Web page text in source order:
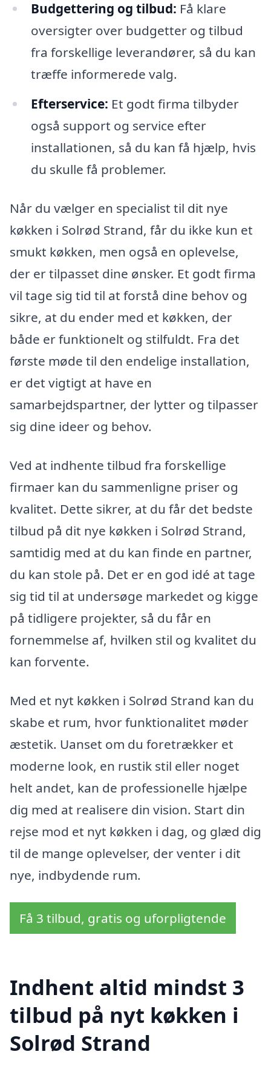
Budgettering og tilbud: Få klare
oversigter over budgetter og tilbud
fra forskellige leverandører, så du kan
træffe informerede valg.
Efterservice: Et godt firma tilbyder
også support og service efter
installationen, så du kan få hjælp, hvis
du skulle få problemer.
Når du vælger en specialist til dit nye
køkken i Solrød Strand, får du ikke kun et
smukt køkken, men også en oplevelse,
der er tilpasset dine ønsker. Et godt firma
vil tage sig tid til at forstå dine behov og
sikre, at du ender med et køkken, der
både er funktionelt og stilfuldt. Fra det
første møde til den endelige installation,
er det vigtigt at have en
samarbejdspartner, der lytter og tilpasser
sig dine ideer og behov.
Ved at indhente tilbud fra forskellige
firmaer kan du sammenligne priser og
kvalitet. Dette sikrer, at du får det bedste
tilbud på dit nye køkken i Solrød Strand,
samtidig med at du kan finde en partner,
du kan stole på. Det er en god idé at tage
sig tid til at undersøge markedet og kigge
på tidligere projekter, så du får en
fornemmelse af, hvilken stil og kvalitet du
kan forvente.
Med et nyt køkken i Solrød Strand kan du
skabe et rum, hvor funktionalitet møder
æstetik. Uanset om du foretrækker et
moderne look, en rustik stil eller noget
helt andet, kan de professionelle hjælpe
dig med at realisere din vision. Start din
rejse mod et nyt køkken i dag, og glæd dig
til de mange oplevelser, der venter i dit
nye, indbydende rum.
Få 3 tilbud, gratis og uforpligtende
Indhent altid mindst 3
tilbud på nyt køkken i
Solrød Strand